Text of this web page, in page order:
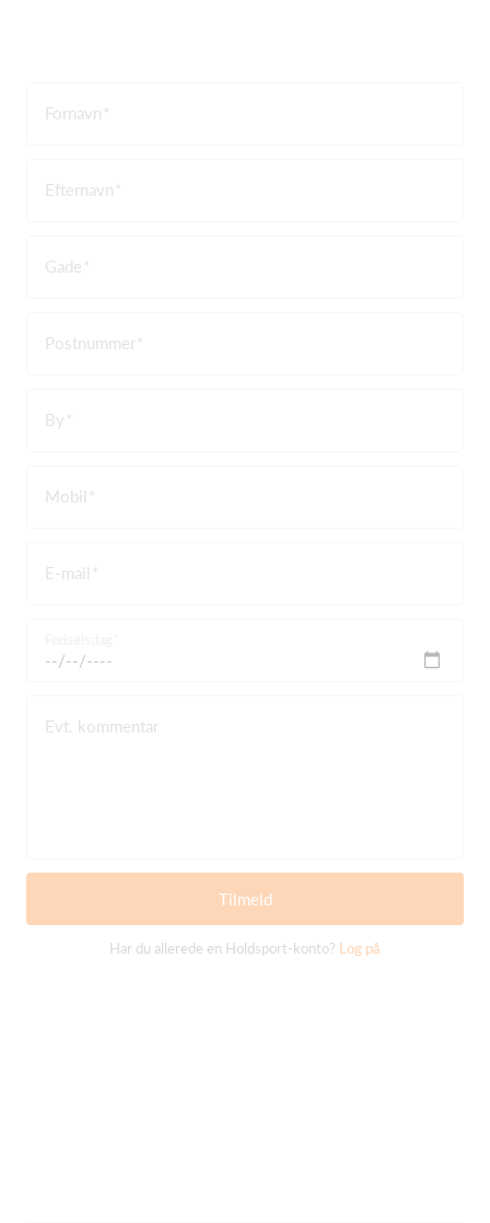
Fornavn
Efternavn
Gade
Postnummer
By
Mobil
E-mail
Evt. kommentar
Tilmeld
Har du allerede en Holdsport-konto? Log på